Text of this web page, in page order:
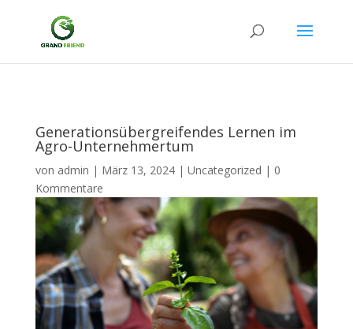
Generationsübergreifendes Lernen im
Agro-Unternehmertum
von admin | März 13, 2024| Uncategorized | 0
Kommentare